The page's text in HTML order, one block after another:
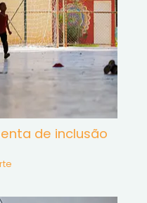
de inclusão